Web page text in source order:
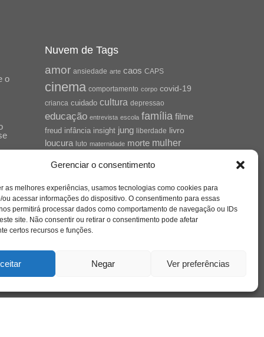
Gerenciar o consentimento
as melhores experiências, usamos tecnologias como cookies para
ou acessar informações do dispositivo. O consentimento para essas
permitirá processar dados como comportamento de navegação ou IDs
site. Não consentir ou retirar o consentimento pode afetar
certos recursos e funções.
Negar Ver preferências
o
Nuvem de Tags
amor ansiedade arte caos CAPS
cinema comportamento corpo covid-19
crianca cuidado cultura depressao
educação entrevista escola família filme
freud infância insight jung liberdade livro
loucura luto maternidade morte mulher
saúdesaúde mental
sexualidade sociedade SUS
tecnologia tempo